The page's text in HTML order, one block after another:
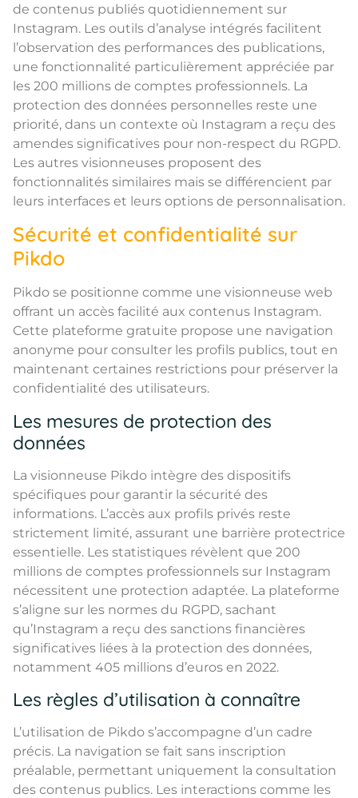
de contenus publiés quotidiennement sur
Instagram. Les outils d’analyse intégrés facilitent
l’observation des performances des publications,
une fonctionnalité particulièrement appréciée par
les 200 millions de comptes professionnels. La
protection des données personnelles reste une
priorité, dans un contexte où Instagram a reçu des
amendes significatives pour non-respect du RGPD.
Les autres visionneuses proposent des
fonctionnalités similaires mais se différencient par
leurs interfaces et leurs options de personnalisation.
Sécurité et confidentialité sur
Pikdo
Pikdo se positionne comme une visionneuse web
offrant un accès facilité aux contenus Instagram.
Cette plateforme gratuite propose une navigation
anonyme pour consulter les profils publics, tout en
maintenant certaines restrictions pour préserver la
confidentialité des utilisateurs.
Les mesures de protection des
données
La visionneuse Pikdo intègre des dispositifs
spécifiques pour garantir la sécurité des
informations. L’accès aux profils privés reste
strictement limité, assurant une barrière protectrice
essentielle. Les statistiques révèlent que 200
millions de comptes professionnels sur Instagram
nécessitent une protection adaptée. La plateforme
s’aligne sur les normes du RGPD, sachant
qu’Instagram a reçu des sanctions financières
significatives liées à la protection des données,
notamment 405 millions d’euros en 2022.
Les règles d’utilisation à connaître
L’utilisation de Pikdo s’accompagne d’un cadre
précis. La navigation se fait sans inscription
préalable, permettant uniquement la consultation
des contenus publics. Les interactions comme les